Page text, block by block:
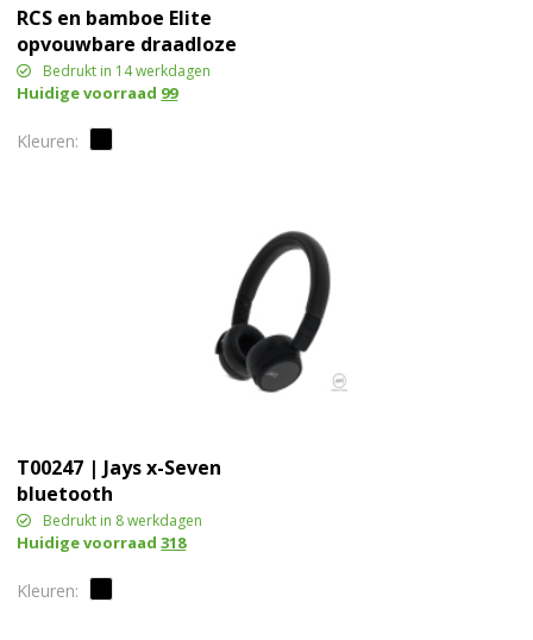
RCS en bamboe Elite
opvouwbare draadloze
hoofdtelefoon
Bedrukt in 14 werkdagen
Huidige voorraad 99
T00247 | Jays x-Seven
bluetooth
hoofdtelefoon
Bedrukt in 8 werkdagen
Huidige voorraad318